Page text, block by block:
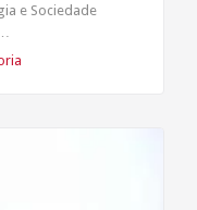
e Sociedade